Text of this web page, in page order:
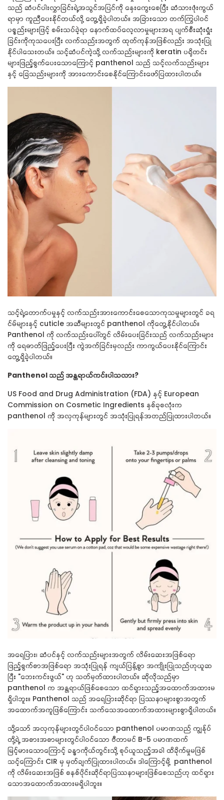
သည် ဆံပင်ပါးလွှာခြင်းရဲ့အသွင်အပြင်ကို နှေးကွေးစေပြီး ဆံသားဖုံးကွယ်
ရာမှာ ကူညီပေးနိုင်တယ်လို့ တွေ့ရှိခဲ့ပါတယ်။ အခြားသော တက်ကြွပါဝင်
ပစ္စည်းများဖြင့် စမ်းသပ်ခဲ့ရာ နောက်ထပ်လေ့လာမှုများအရ ပျက်စီးဆုံးရှုံး
ခြင်းကိုကုသပေးပြီး လက်သည်းအတွက် ထုတ်ကုန်အဖြစ်လည်း အသုံးပြု
နိုင်ပါသေးတယ်။ သင့်ဆံပင်ကဲ့သို့ လက်သည်းများကို keratin ပရိုတင်း
များဖြည့်စွက်ပေးသောကြောင့် panthenol သည် သင့်လက်သည်းများ
နှင့် ခြေသည်းများကို အားကောင်းစေနိုင်ကြောင်းဖော်ပြထားပါတယ်။
သင့်ရဲ့တောက်ပမှုနှင့် လက်သည်းအားကောင်းစေသောကုသမှုများတွင် ခရ
င်မ်များနှင့် cuticle အဆီများတွင် panthenol ကိုတွေ့နိုင်ပါတယ်။
Panthenol ကို လက်သည်းပေါ်တွင် လိမ်းပေးခြင်းသည် လက်သည်းများ
ကို ရေဓာတ်ဖြည့်ပေးပြီး ကွဲအက်ခြင်းမှလည်း ကာကွယ်ပေးနိုင်ကြောင်း
တွေ့ရှိခဲ့ပါတယ်။
Panthenolသည် အန္တရာယ်ကင်းပါသလား?
US Food and Drug Administration (FDA) နှင့် European
Commission on Cosmetic Ingredients နှစ်ခုစလုံးက
panthenol ကို အလှကုန်များတွင် အသုံးပြုရန်အတည်ပြုထားပါတယ်။
အရေပြား၊ ဆံပင်နှင့် လက်သည်းများအတွက် လိမ်းဆေးအဖြစ်ရော
ဖြည့်စွက်စာအဖြစ်ရော အသုံးပြုရန် ကျယ်ပြန့်စွာ အကျိုးပြုသည်ဟုယူဆ
ပြီး "ဘေးကင်းဖွယ်" ဟု သတ်မှတ်ထားပါတယ်။ ဆိုလိုသည်မှာ
panthenol က အန္တရာယ်ဖြစ်စေသော ထင်ရှားသည့်အထောက်အထားမ
ရှိပါဘူး။ Panthenol သည် အရေပြားဆိုင်ရာ ပြဿနာများစွာအတွက်
အထောက်အကူဖြစ်ကြောင်း သက်သေအထောက်အထားများစွာရှိပါတယ်။
သို့သော် အလှကုန်များတွင်ပါဝင်သော panthenol ပမာဏသည် ကျွန်ုပ်
တို့ရဲ့ အစားအစာများတွင်ပါဝင်သော ဗီတာမင် B-5 ပမာဏထက်
မြင့်မားသောကြောင့် ခန္ဓာကိုယ်တွင်းသို့ စုပ်ယူသည့်အခါ ထိခိုက်မှုမဖြစ်
သင့်ကြောင်း CIR မှ မှတ်ချက်ပြုထားပါတယ်။ ဒါကြောင့်မို့ panthenol
ကို လိမ်းဆေးအဖြစ် စနစ်ပိုင်းဆိုင်ရာပြဿနာများဖြစ်စေသည်ဟု ထင်ရှား
သောအထောက်အထားမရှိပါဘူး။